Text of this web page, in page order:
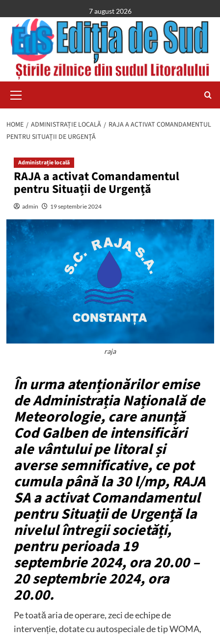
to
content
7 august 2026
Menu
HOME ADMINISTRAȚIE LOCALĂ
RAJA A ACTIVAT COMANDAMENTUL
PENTRU SITUAȚII DE URGENȚĂ
Administrație locală
RAJA a activat Comandamentul
pentru Situații de Urgență
admin 19 septembrie 2024
raja
În urma atenționărilor emise
de Administrația Națională de
Meteorologie, care anunță
Cod Galben de intensificări
ale vântului pe litoral și
averse semnificative, ce pot
cumula până la 30 l/mp, RAJA
SA a activat Comandamentul
pentru Situații de Urgență la
nivelul întregii societăți,
pentru perioada 19
septembrie 2024, ora 20.00 –
20 septembrie 2024, ora
20.00.
Pe toată aria de operare, zeci de echipe de
intervenție, dotate cu autospeciale de tip WOMA,